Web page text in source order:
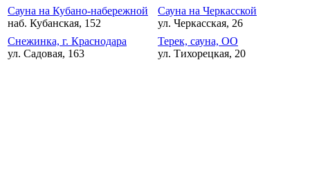
Сауна на Кубано-набережной
наб. Кубанская, 152
Сауна на Черкасской
ул. Черкасская, 26
Снежинка, г. Краснодара
ул. Садовая, 163
Терек, сауна, ОО
ул. Тихорецкая, 20